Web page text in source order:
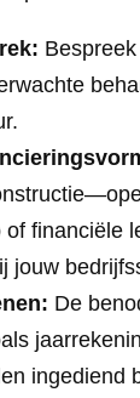
of financiële
jouw
De
ingediend